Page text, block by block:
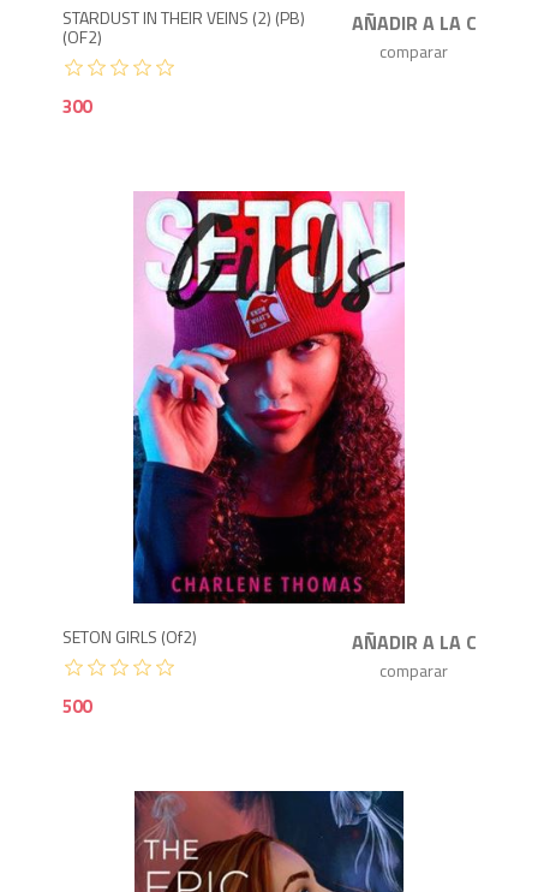
STARDUST IN THEIR VEINS (2) (PB)
(OF2)
300
SETON GIRLS (of2)
500